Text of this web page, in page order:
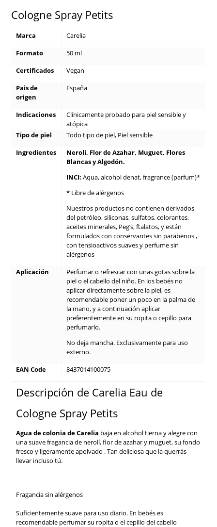
Cologne Spray Petits
Marca
Carelia
Formato
50 ml
Certificados
Vegan
Pais de
origen
España
Indicaciones
Clínicamente probado para piel sensible y
atópica
Tipo de piel
Todo tipo de piel, Piel sensible
Ingredientes
Neroli, Flor de Azahar, Muguet, Flores
Blancas y Algodón.
INCI: Aqua, alcohol denat, fragrance (parfum)*
* Libre de alérgenos
Nuestros productos no contienen derivados
del petróleo, siliconas, sulfatos, colorantes,
aceites minerales, Peg’s, ftalatos, y están
formulados con conservantes sin parabenos ,
con tensioactivos suaves y perfume sin
alérgenos
Aplicación
Perfumar o refrescar con unas gotas sobre la
piel o el cabello del niño. En los bebés no
aplicar directamente sobre la piel, es
recomendable poner un poco en la palma de
la mano, y a continuación aplicar
preferentemente en su ropita o cepillo para
perfumarlo.
No deja mancha. Exclusivamente para uso
externo.
EAN Code
8437014100075
Descripción de Carelia Eau de
Cologne Spray Petits
Agua de colonia de Carelia baja en alcohol tierna y alegre con
una suave fragancia de nerolí, flor de azahar y muguet, su fondo
fresco y ligeramente apolvado . Tan deliciosa que la querrás
llevar incluso tú.
Fragancia sin alérgenos
Suficientemente suave para uso diario. En bebés es
recomendable perfumar su ropita o el cepillo del cabello